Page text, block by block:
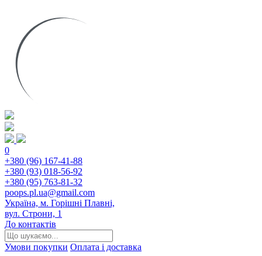
0
+380 (96) 167-41-88
+380 (93) 018-56-92
+380 (95) 763-81-32
poops.pl.ua@gmail.com
Україна, м. Горішні Плавні,
вул. Строни, 1
До контактів
Умови покупки Оплата і доставка